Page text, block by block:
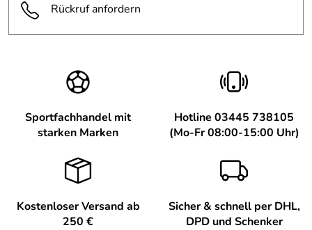
Rückruf anfordern
Sportfachhandel mit
starken Marken
Hotline 03445 738105
(Mo-Fr 08:00-15:00 Uhr)
Kostenloser Versand ab
250 €
Sicher & schnell per DHL,
DPD und Schenker